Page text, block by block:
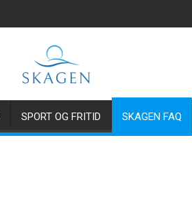
SPORT OG FRITID SKAGEN FAQ